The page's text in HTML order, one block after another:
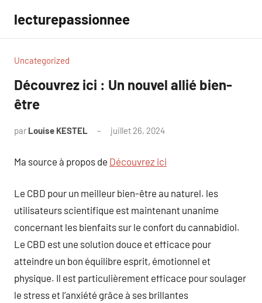
contenu
lecturepassionnee
Uncategorized
Découvrez ici : Un nouvel allié bien-
être
par Louise KESTEL juillet 26, 2024
Ma source à propos de Découvrez ici
Le CBD pour un meilleur bien-être au naturel. les
utilisateurs scientifique est maintenant unanime
concernant les bienfaits sur le confort du cannabidiol.
Le CBD est une solution douce et efficace pour
atteindre un bon équilibre esprit, émotionnel et
physique. Il est particulièrement efficace pour soulager
le stress et l’anxiété grâce à ses brillantes